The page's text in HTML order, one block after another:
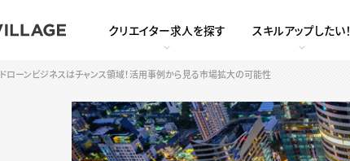
クリエイター求人を探す スキルアップしたい！
ドローンビジネスはチャンス領域！活用事例から見る市場拡大の可能性